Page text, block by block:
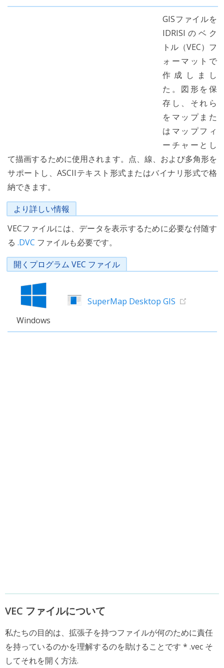
GISファイルを
IDRISIのベク
トル（VEC）フ
ォーマットで
作成しまし
た。図形を保
存し、それら
をマップまた
はマップフィ
ーチャーとし
て描画するために使用されます。点、線、および多角形を
サポートし、ASCIIテキスト形式またはバイナリ形式で格
納できます。
より詳しい情報
VECファイルには、データを表示するために必要な付随す
る .DVC ファイルも必要です。
開くプログラム VEC ファイル
Windows
SuperMap Desktop GIS
VEC ファイルについて
私たちの目的は、拡張子を持つファイルが何のために責任
を持っているのかを理解するのを助けることです * .vec そ
してそれを開く方法.